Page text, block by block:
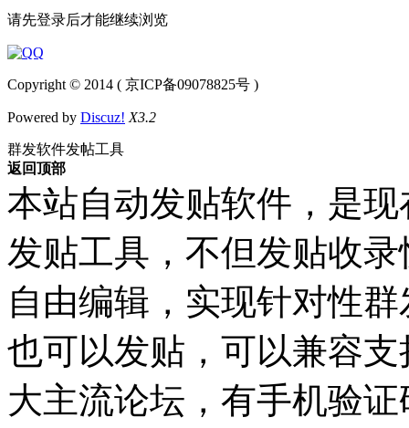
请先登录后才能继续浏览
Copyright © 2014 ( 京ICP备09078825号 )
Powered by Discuz! X3.2
群发软件发帖工具
返回顶部
本站自动发贴软件，是
发贴工具，不但发贴收
自由编辑，实现针对性
也可以发贴，可以兼容支
大主流论坛，有手机验